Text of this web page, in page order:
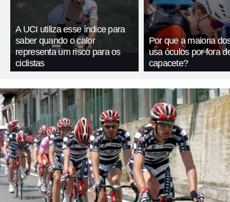
A UCI utiliza esse índice para
saber quando o calor
representa um risco para os
ciclistas
Por que a maioria
usa óculos por fora
capacete?